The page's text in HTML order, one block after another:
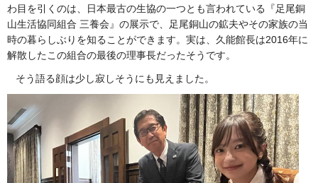
わ目を引くのは、日本最古の生協の一つとも言われている『足尾銅
山生活協同組合 三養会』の展示で、足尾銅山の鉱夫やその家族の当
時の暮らしぶりを知ることができます。実は、久能館長は2016年に
解散したこの組合の最後の理事長だったそうです。
そう語る顔は少し寂しそうにも見えました。